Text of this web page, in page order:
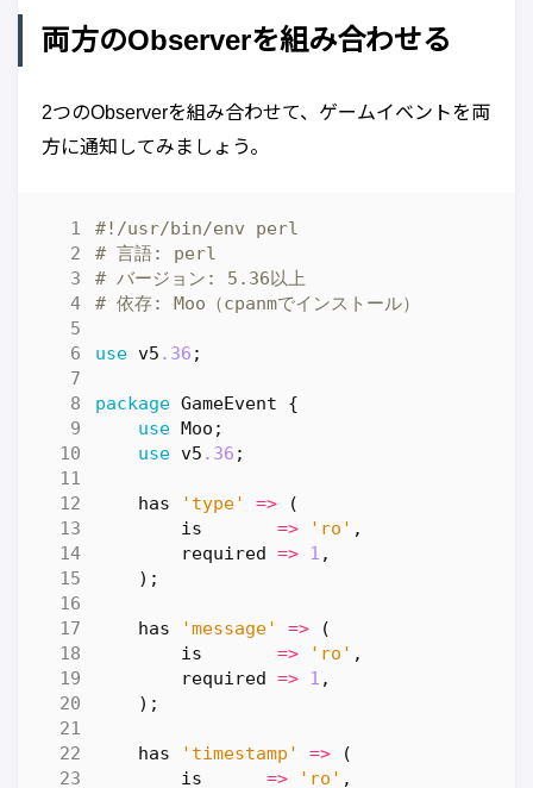
両方のObserverを組み合わせる
2つのObserverを組み合わせて、ゲームイベントを両
方に通知してみましょう。
#!/usr/bin/env perl
# 言語: perl
# バージョン: 5.36以上
# 依存: Moo（cpanmでインストール）
use v5 .36 ;
package GameEvent
{
use Moo ;
use v5 .36 ;
has 'type' =>
(
is
=> 'ro' ,
required => 1 ,
);
has 'message' =>
(
is
=> 'ro' ,
required => 1 ,
);
has 'timestamp' =>
(
is
=> 'ro' ,